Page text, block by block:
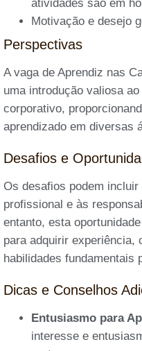
atividades são em
Motivação e desejo
Perspectivas
A vaga de Aprendiz nas
uma introdução valiosa
corporativo,
aprendizado em diversas
Desafios e
Os desafios podem
profissional e às
entanto, esta
para adquirir experiência,
habilidades fundamentais
Dicas e Conselhos
Entusiasmo para
interesse e